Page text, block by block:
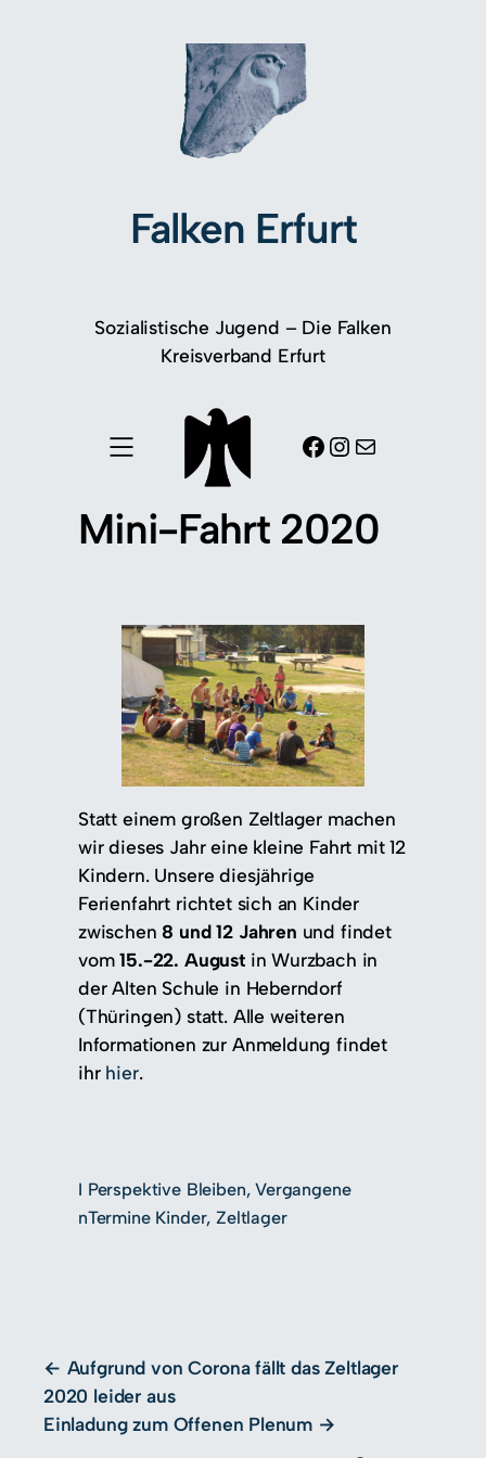
Falken Erfurt
Sozialistische Jugend – Die Falken
Kreisverband Erfurt
Facebook Instagram E-Mail
Mini-Fahrt 2020
Statt einem großen Zeltlager machen
wir dieses Jahr eine kleine Fahrt mit 12
Kindern. Unsere diesjährige
Ferienfahrt richtet sich an Kinder
zwischen8 und 12 Jahren und findet
vom15.-22. Augustin Wurzbach in
der Alten Schule in Heberndorf
(Thüringen) statt. Alle weiteren
Informationen zur Anmeldung findet
ihr hier.
I
n
Perspektive Bleiben, Vergangene
Termine Kinder, Zeltlager
Aufgrund von Corona fällt das Zeltlager
2020 leider aus
Einladung zum Offenen Plenum